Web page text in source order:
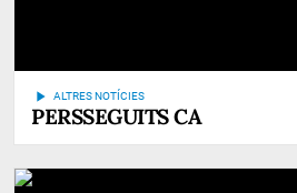
play_arrow ALTRES NOTÍCIES
PERSSEGUITS CA